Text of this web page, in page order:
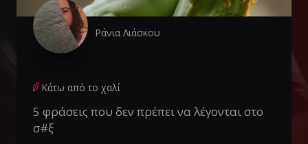
Ράνια Λιάσκου
Κάτω από το χαλί
5 φράσεις που δεν πρέπει να λέγονται στο
σ#ξ